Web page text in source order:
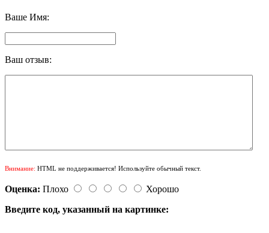
Ваше Имя:
Ваш отзыв:
Внимание: HTML не поддерживается! Используйте обычный текст.
Оценка: Плохо
Хорошо
Введите код, указанный на картинке: